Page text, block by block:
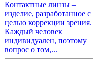
Контактные линзы –
изделие, разработанное с
целью коррекции зрения.
Каждый человек
индивидуален, поэтому
вопрос о том,...